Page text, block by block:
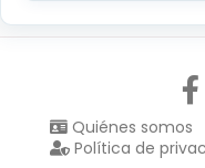
Quiénes somos
Política de